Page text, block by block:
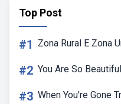
Top Post
#1 Zona Rural E Zona
#2 You Are So
#3 When You're Gone